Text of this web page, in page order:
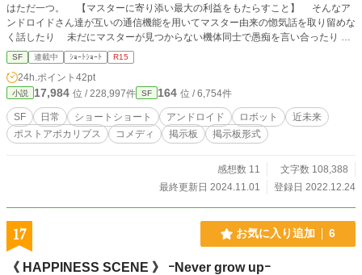
はただ一つ。 【マスターに寄り添い最大の利益をもたらすこと】 そんなア
ンドロイドさん達が互いの通信機能を用いてマスター由来の惚気話を取り留めな
く話したり 未だにマスターが見つからない機体同士で愚痴を言い合ったり
機体の不調を相談し合ったりする そんなお話です
SF 連載中 ｼｮｰﾄｼｮｰﾄ R15
24h.ポイント 42pt
小説 17,984 位 / 228,997件 SF 164 位 / 6,754件
SF 日常 ショートショート アンドロイド ロボット
近未来
ポストアポカリプス
コメディ 掲示板 掲示板形式
感想数 11
文字数 108,388
最終更新日 2024.11.01
登録日 2022.12.24
17 お気に入り追加 6
《 HAPPINESS SCENE 》 ｰNever grow upｰ